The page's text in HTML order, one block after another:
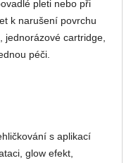
pleti nebo při
k narušení povrchu
jednorázové cartridge,
péči.
s aplikací
glow efekt,